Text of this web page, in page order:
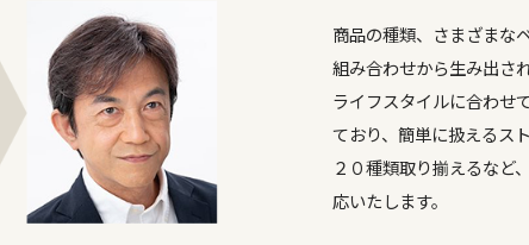
な使い心地、そのどちらにも徹底的にこだ
す。
特許1 人毛のような自然なツヤ、見た目を実現